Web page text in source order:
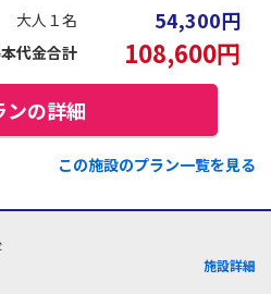
大人１名 54,300円
代金合計 108,600円
ンの詳細
この施設のプラン一覧を見る
施設詳細